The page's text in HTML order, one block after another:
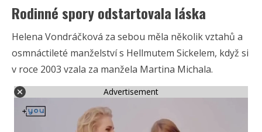
Rodinné spory odstartovala láska
Helena Vondráčková za sebou měla několik vztahů a
osmnáctileté manželství s Hellmutem Sickelem, když si
v roce 2003 vzala za manžela Martina Michala.
Advertisement